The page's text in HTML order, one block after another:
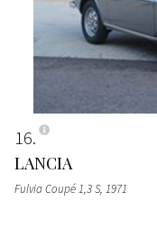
16
LANCIA
Fulvia Coupé 1,3 S, 1971